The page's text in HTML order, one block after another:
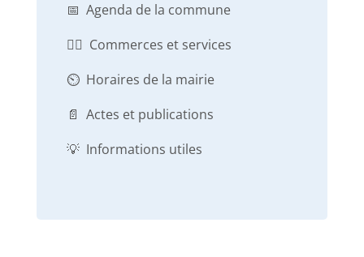
📅 Agenda de la commune
👨‍⚕️ Commerces et services
⏲️ Horaires de la mairie
📄 Actes et publications
💡 Informations utiles